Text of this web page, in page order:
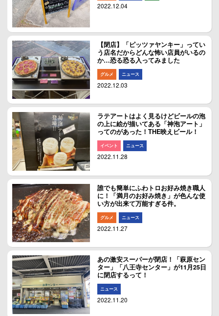
2022.12.04
【閉店】「ピッツァヤンキー」ってい
う店名だからどんな怖い店員がいるの
か…恐る恐る入ってみました
グルメ ニュース
2022.12.03
ラテアートはよく見るけどビールの泡
の上に絵が描いてある「神泡アート」
ってのがあった！THE映えビール！
イベント ニュース
2022.11.28
誰でも簡単にふわトロお好み焼き職人
に！「満月のお好み焼き」が色んな使
い方が出来て万能すぎる件。
グルメ ニュース
2022.11.27
あの激安スーパーが閉店！「萩原セン
ター」「八王寺センター」が11月25日
に閉店するって！
ニュース
2022.11.20